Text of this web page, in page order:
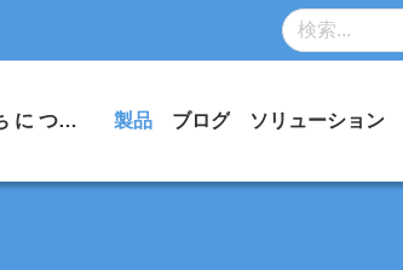
わたしたち に つい て 製品 ブログ ソリューション